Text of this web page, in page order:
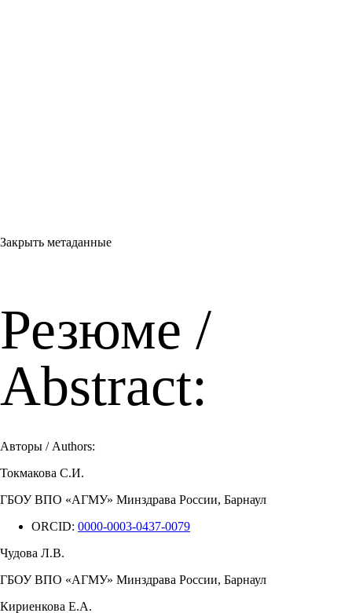
Закрыть метаданные
Резюме /
Abstract:
Авторы / Authors:
Токмакова С.И.
ГБОУ ВПО «АГМУ» Минздрава России, Барнаул
ORCID: 0000-0003-0437-0079
Чудова Л.В.
ГБОУ ВПО «АГМУ» Минздрава России, Барнаул
Кириенкова Е.А.